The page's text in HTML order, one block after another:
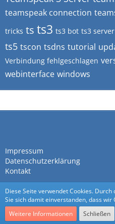
teamspeak connection
tricks ts ts3 ts3 bot ts3 server
ts5 tscon tsdns tutorial
Verbindung fehlgeschlagen
webinterface windows
Impressum
Datenschutzerklärung
Kontakt
Diese Seite verwendet Cookies.
Sie sich damit einverstanden, dass wir
Weitere Informationen
Schließen